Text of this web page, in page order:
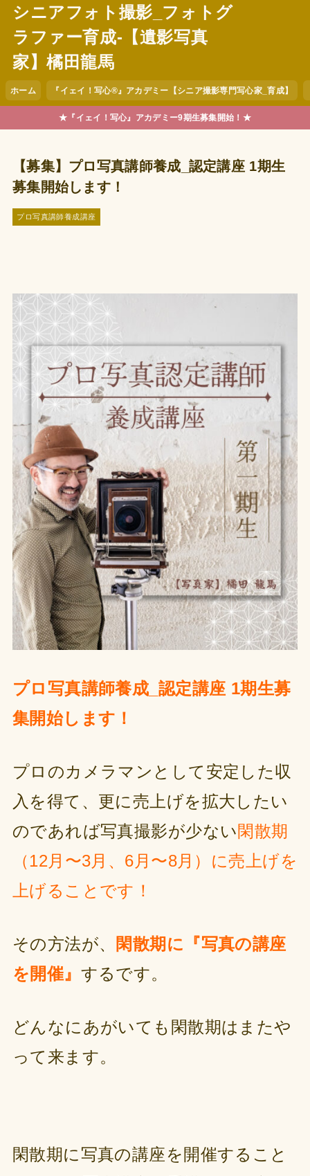
シニアフォト撮影_フォトグ
ラファー育成-【遺影写真
家】橘田龍馬
ホーム 『イェイ！写心®︎』アカデミー【シニア撮影専門写心家_育成】
★『イェイ！写心』アカデミー9期生募集開始！★
【募集】プロ写真講師養成_認定講座 1期⽣
募集開始します！
プロ写真講師養成講座
プロ写真講師養成_認定講座 1期⽣募
集開始します！
プロのカメラマンとして安定した収
入を得て、更に売上げを拡大したい
のであれば写真撮影が少ない閑散期
（12月〜3月、6月〜8月）に売上げを
上げることです！
その方法が、
閑散期に『写真の講座
を開催』 するです。
どんなにあがいても閑散期はまたや
って来ます。
閑散期に写真の講座を開催すること